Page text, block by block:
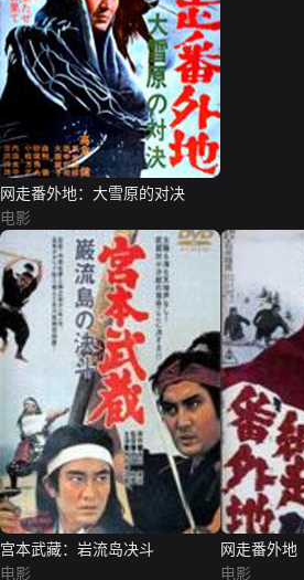
网走番外地：大雪原的对决
电影
宫本武藏：岩流岛决斗
电影
网走番外地
电影